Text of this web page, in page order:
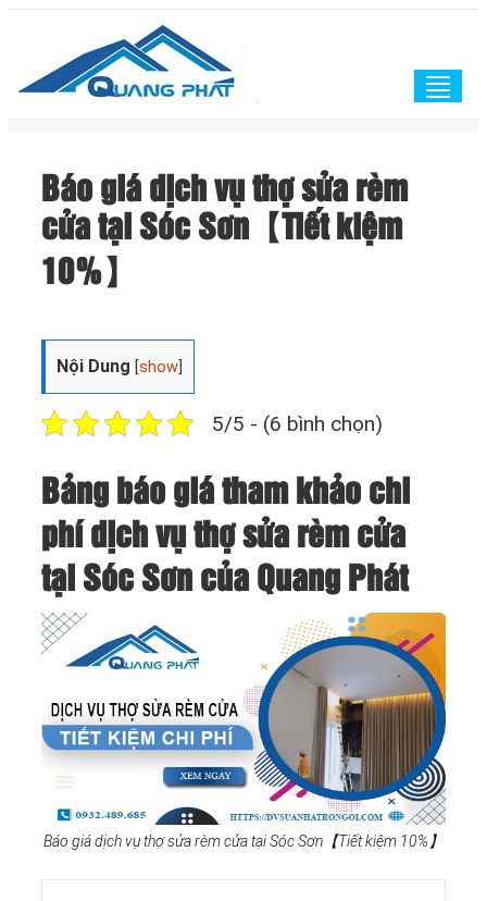
Báo giá dịch vụ thợ sửa rèm
cửa tại Sóc Sơn【Tiết kiệm
10%】
Nội Dung [show
5/5 - (6 bình chọn)
Bảng báo giá tham khảo chi
phí dịch vụ thợ sửa rèm cửa
tại Sóc Sơn của Quang Phát
Báo giá dịch vụ thợ sửa rèm cửa tại Sóc Sơn【Tiết kiệm 10%】